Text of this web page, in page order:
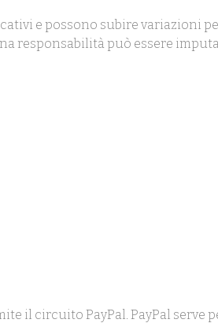
e possono subire variazioni
responsabilità può essere
il circuito PayPal. PayPal